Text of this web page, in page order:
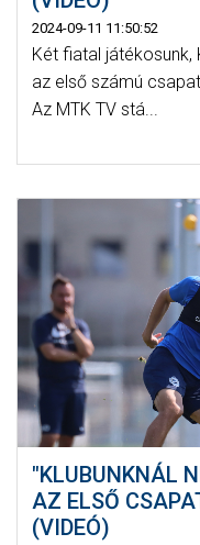
2024-09-11 11:50:52
Két fiatal játékosunk,
az első számú
Az MTK TV stá...
"KLUBUNKNÁL
AZ ELSŐ
(VIDEÓ)